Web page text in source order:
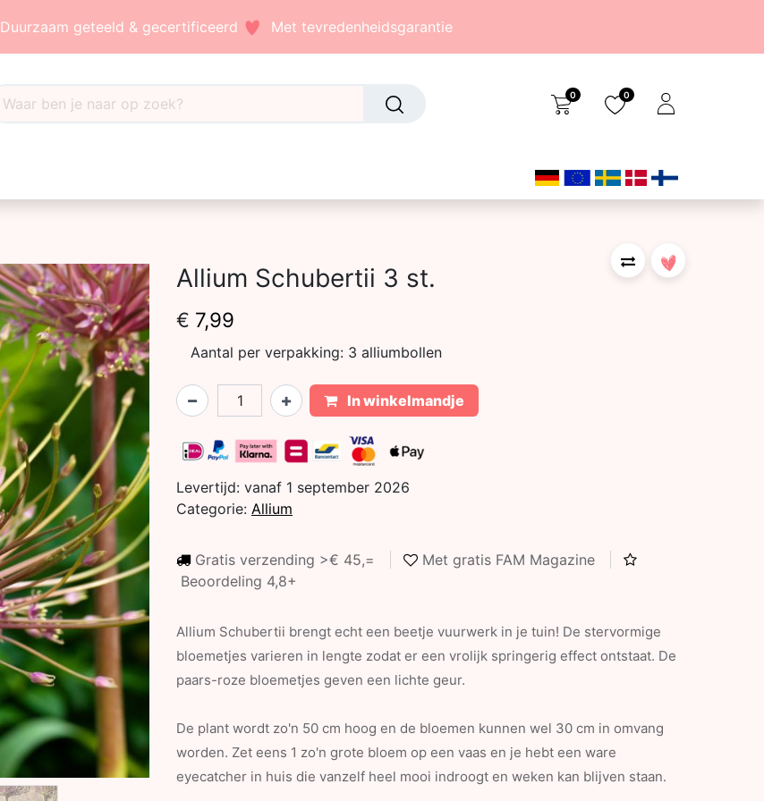
Duurzaam geteeld & gecertificeerd Met tevredenheidsgarantie
0 0
Allium Schubertii 3 st.
€ 7,99
Aantal per verpakking: 3 alliumbollen
In winkelmandje
Levertijd: vanaf 1 september 2026
Categorie: Allium
Gratis verzending >€ 45,=
Met gratis FAM Magazine
Beoordeling 4,8+
Allium Schubertii brengt echt een beetje vuurwerk in je tuin! De stervormige
bloemetjes varieren in lengte zodat er een vrolijk springerig effect ontstaat. De
paars-roze bloemetjes geven een lichte geur.
De plant wordt zo'n 50 cm hoog en de bloemen kunnen wel 30 cm in omvang
worden. Zet eens 1 zo'n grote bloem op een vaas en je hebt een ware
eyecatcher in huis die vanzelf heel mooi indroogt en weken kan blijven staan.